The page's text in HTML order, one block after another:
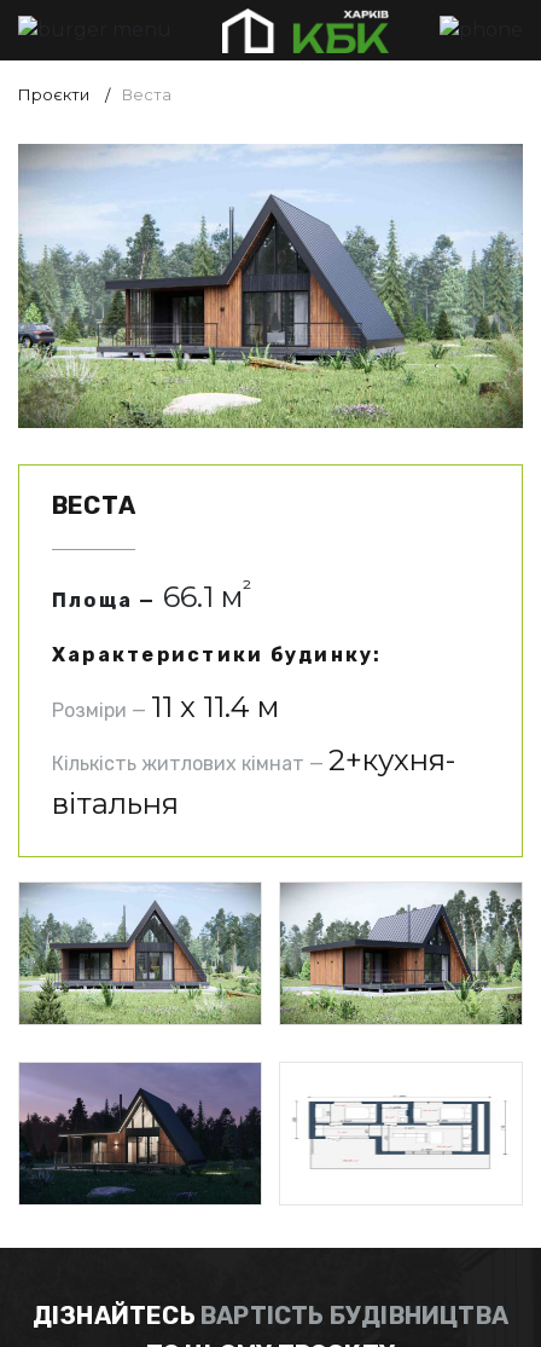
Проєкти Веста
ВЕСТА
Площа — 66.1 м²
Характеристики будинку:
Розміри — 11 x 11.4 м
Кількість житлових кімнат — 2+кухня-
вітальня
ДІЗНАЙТЕСЬ ВАРТІСТЬ БУДІВНИЦТВА